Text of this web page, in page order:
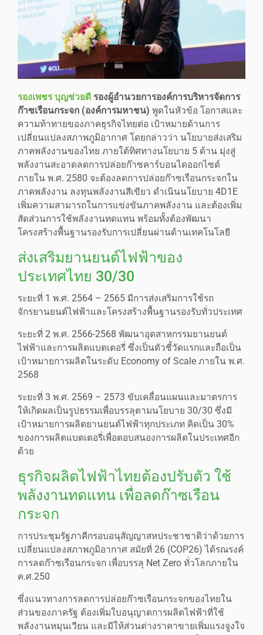
รองเพชร บุญช่วยดี รองผู้อำนวยการองค์การบริหารจัดการ
ก๊าซเรือนกระจก (องค์การมหาชน) พูดในหัวข้อ โอกาสและ
ความท้าทายของภาคธุรกิจไทยต่อ เป้าหมายด้านการ
เปลี่ยนแปลงสภาพภูมิอากาศ โดยกล่าวว่า นโยบายส่งเสริม
ภาคพลังงานของไทย ภายใต้ทิศทางนโยบาย 5 ด้าน มุ่งสู่
พลังงานสะอาดลดการปล่อยก๊าซคาร์บอนไดออกไซด์
ภายใน พ.ศ. 2580 จะต้องลดการปล่อยก๊าซเรือนกระจกใน
ภาคพลังงาน ลงทุนพลังงานสีเขียว ดำเนินนโยบาย 4D1E
เพิ่มความสามารถในการแข่งขันภาคพลังงาน และต้องเพิ่ม
สัดส่วนการใช้พลังงานทดแทน พร้อมทั้งต้องพัฒนา
โครงสร้างพื้นฐานรองรับการเปลี่ยนผ่านด้านเทคโนโลยี
ส่งเสริมยานยนต์ไฟฟ้าของ
ประเทศไทย 30/30
ระยะที่ 1 พ.ศ. 2564 – 2565 มีการส่งเสริมการใช้รถ
จักรยานยนต์ไฟฟ้าและโครงสร้างพื้นฐานรองรับทั่วประเทศ
ระยะที่ 2 พ.ศ. 2566-2568 พัฒนาอุตสาหกรรมยานยนต์
ไฟฟ้าและการผลิตแบตเตอรี่ ซึ่งเป็นตัวชี้วัดแรกและถือเป็น
เป้าหมายการผลิตในระดับ Economy of Scale ภายใน พ.ศ.
2568
ระยะที่ 3 พ.ศ. 2569 – 2573 ขับเคลื่อนแผนและมาตรการ
ให้เกิดผลเป็นรูปธรรมเพื่อบรรลุตามนโยบาย 30/30 ซึ่งมี
เป้าหมายการผลิตยานยนต์ไฟฟ้าทุกประเภท คิดเป็น 30%
ของการผลิตแบตเตอรี่เพื่อตอบสนองการผลิตในประเทศอีก
ด้วย
ธุรกิจผลิตไฟฟ้าไทยต้องปรับตัว ใช้
พลังงานทดแทน เพื่อลดก๊าซเรือน
กระจก
การประชุมรัฐภาคีกรอบอนุสัญญาสหประชาชาติว่าด้วยการ
เปลี่ยนแปลงสภาพภูมิอากาศ สมัยที่ 26 (COP26) ได้รณรงค์
การลดก๊าซเรือนกระจก เพื่อบรรลุ Net Zero ทั่วโลกภายใน
ค.ศ.250
ซึ่งแนวทางการลดการปล่อยก๊าซเรือนกระจกของไทยใน
ส่วนของภาครัฐ ต้องเพิ่มใบอนุญาตการผลิตไฟฟ้าที่ใช้
พลังงานหมุนเวียน และมีให้ส่วนต่างราคาขายเพิ่มแรงจูงใจ